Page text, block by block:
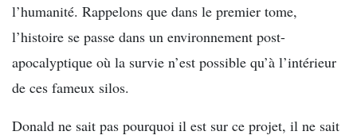
l’humanité. Rappelons que dans le premier tome,
l’histoire se passe dans un environnement post-
apocalyptique où la survie n’est possible qu’à l’intérieur
de ces fameux silos.
Donald ne sait pas pourquoi il est sur ce projet, il ne sait